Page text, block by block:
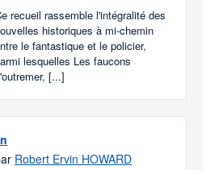
recueil rassemble l'intégralité des
historiques à mi-chemin
le fantastique et le policier,
lesquelles Les faucons
[...]
Robert Ervin HOWARD